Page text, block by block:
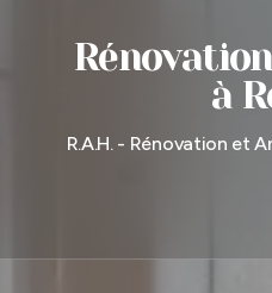
à
R.A.H. - Rénovation et